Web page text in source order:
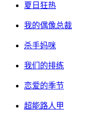
夏日狂热
我的偶像总裁
杀手妈咪
我们的排练
恋爱的季节
超能路人甲